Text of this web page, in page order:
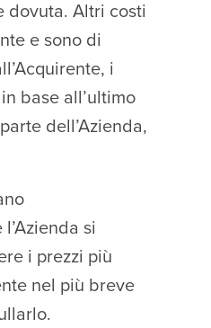
dovuta. Altri costi
e sono di
i
base all’ultimo
dell’Azienda,
si
i prezzi più
nel più breve